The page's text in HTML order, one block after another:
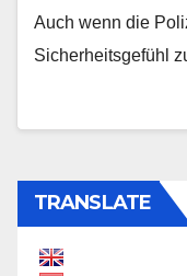
Auch wenn die
Sicherheitsgefühl
TRANSLATE